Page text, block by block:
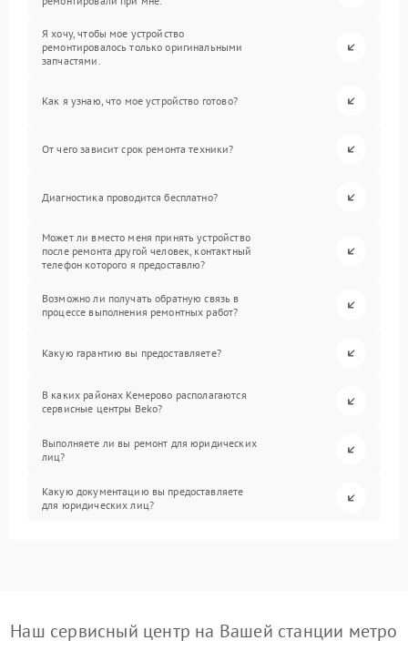
Я хочу, чтобы мое устройство
ремонтировалось только оригинальными
запчастями.
Как я узнаю, что мое устройство готово?
От чего зависит срок ремонта техники?
Диагностика проводится бесплатно?
Может ли вместо меня принять устройство
после ремонта другой человек, контактный
телефон которого я предоставлю?
Возможно ли получать обратную связь в
процессе выполнения ремонтных работ?
Какую гарантию вы предоставляете?
В каких районах Кемерово располагаются
сервисные центры Beko?
Выполняете ли вы ремонт для юридических
лиц?
Какую документацию вы предоставляете
для юридических лиц?
Наш сервисный центр на Вашей станции метро